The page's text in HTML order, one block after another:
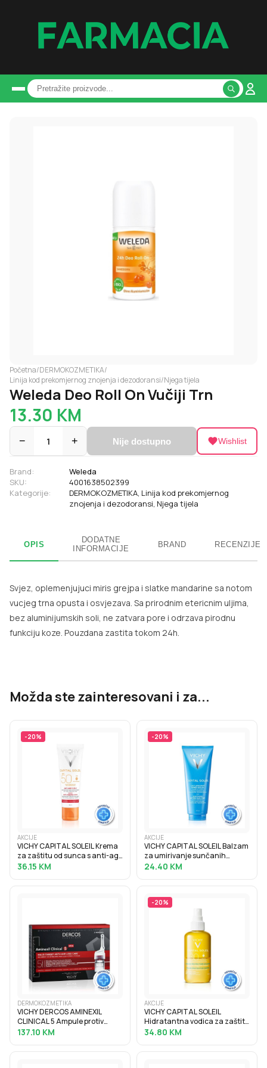
Početna/DERMOKOZMETIKA/
Linija kod prekomjernog znojenja i dezodoransi/Njega tijela
Weleda Deo Roll On Vučiji Trn
13.30 KM
− 1 + Nije dostupno Wishlist
Brand:
Weleda
SKU:
4001638502399
Kategorije:
DERMOKOZMETIKA, Linija kod prekomjernog
znojenja i dezodoransi, Njega tijela
OPIS
DODATNE
INFORMACIJE
BRAND RECENZIJE
Svjez, oplemenjujuci miris grejpa i slatke mandarine sa notom
vucjeg trna opusta i osvjezava. Sa prirodnim etericnim uljima,
bez aluminijumskih soli, ne zatvara pore i odrzava pirodnu
funkciju koze. Pouzdana zastita tokom 24h.
Možda ste zainteresovani i za...
-20%
AKCIJE
VICHY CAPITAL SOLEIL Krema
za zaštitu od sunca s anti-age
efektom SPF50, 50 ml
36.15 KM
-20%
AKCIJE
VICHY CAPITAL SOLEIL Balzam
za umirivanje sunčanih
opeklina, 100 ml
24.40 KM
DERMOKOZMETIKA
VICHY DERCOS AMINEXIL
CLINICAL 5 Ampule protiv
ispadanja kose za muškarce
137.10 KM
-20%
AKCIJE
VICHY CAPITAL SOLEIL
Hidratantna vodica za zaštitu
od sunca SPF30, 200 ml
34.80 KM